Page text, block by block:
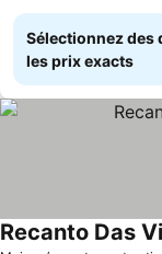
Sélectionnez des
les prix exacts
Recanto Das